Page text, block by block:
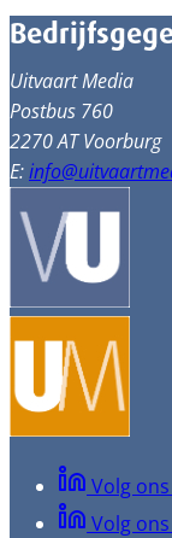
Uitvaart Media
Postbus 760
2270 AT Voorburg
E:
Volg
Volg